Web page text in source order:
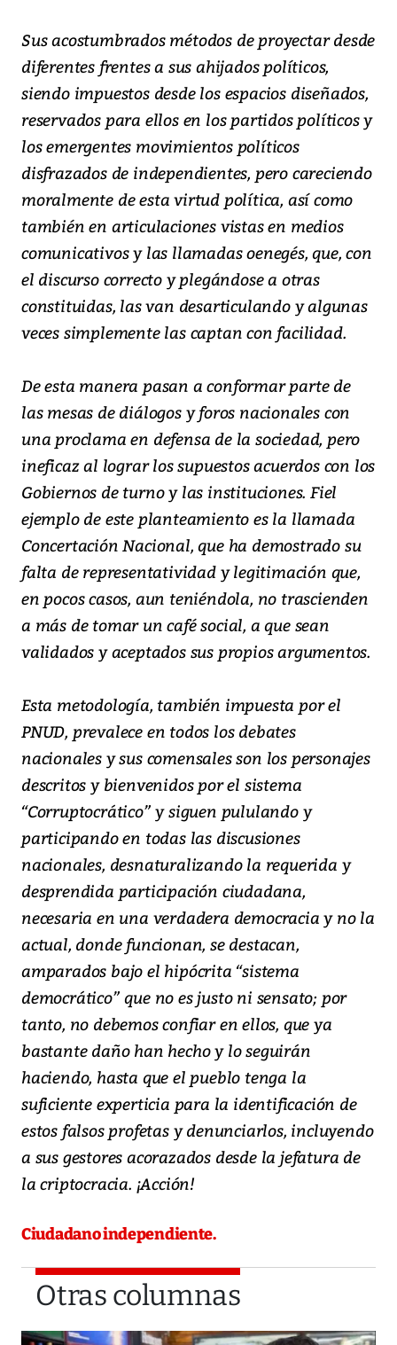
Sus acostumbrados métodos de proyectar desde
diferentes frentes a sus ahijados políticos,
siendo impuestos desde los espacios diseñados,
reservados para ellos en los partidos políticos y
los emergentes movimientos políticos
disfrazados de independientes, pero careciendo
moralmente de esta virtud política, así como
también en articulaciones vistas en medios
comunicativos y las llamadas oenegés, que, con
el discurso correcto y plegándose a otras
constituidas, las van desarticulando y algunas
veces simplemente las captan con facilidad.
De esta manera pasan a conformar parte de
las mesas de diálogos y foros nacionales con
una proclama en defensa de la sociedad, pero
ineficaz al lograr los supuestos acuerdos con los
Gobiernos de turno y las instituciones. Fiel
ejemplo de este planteamiento es la llamada
Concertación Nacional, que ha demostrado su
falta de representatividad y legitimación que,
en pocos casos, aun teniéndola, no trascienden
a más de tomar un café social, a que sean
validados y aceptados sus propios argumentos.
Esta metodología, también impuesta por el
PNUD, prevalece en todos los debates
nacionales y sus comensales son los personajes
descritos y bienvenidos por el sistema
“Corruptocrático” y siguen pululando y
participando en todas las discusiones
nacionales, desnaturalizando la requerida y
desprendida participación ciudadana,
necesaria en una verdadera democracia y no la
actual, donde funcionan, se destacan,
amparados bajo el hipócrita “sistema
democrático” que no es justo ni sensato; por
tanto, no debemos confiar en ellos, que ya
bastante daño han hecho y lo seguirán
haciendo, hasta que el pueblo tenga la
suficiente experticia para la identificación de
estos falsos profetas y denunciarlos, incluyendo
a sus gestores acorazados desde la jefatura de
la criptocracia. ¡Acción!
Ciudadano independiente.
Otras columnas